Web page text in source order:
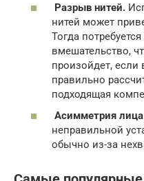
Разрыв нитей.
нитей может
Тогда
вмешательство,
произойдет,
правильно
подходящая
Асимметрия
неправильной
обычно из-за